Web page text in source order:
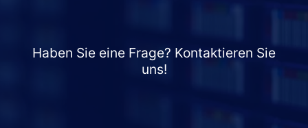
Haben Sie eine Frage? Kontaktieren Sie
uns!